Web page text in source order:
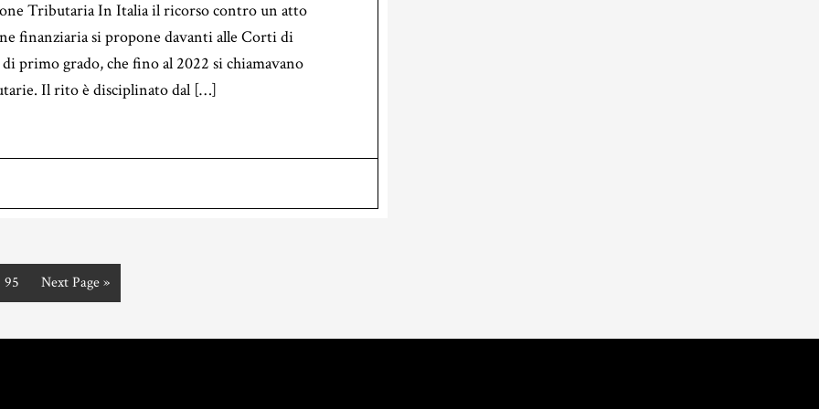
Tributaria In Italia il ricorso contro un atto
finanziaria si propone davanti alle Corti di
primo grado, che fino al 2022 si chiamavano
Il rito è disciplinato dal […]
Page
95
Go
to
Next Page »